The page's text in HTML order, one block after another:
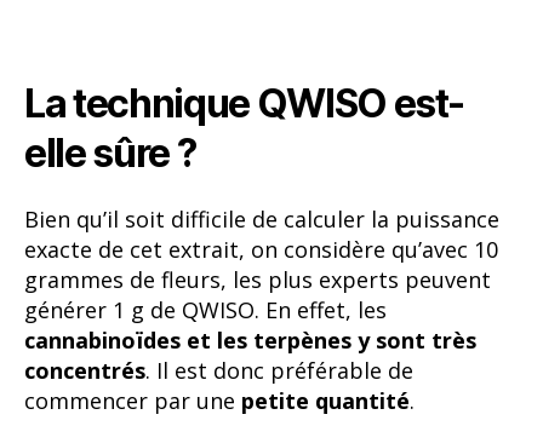
La technique QWISO est-
elle sûre ?
Bien qu’il soit difficile de calculer la puissance
exacte de cet extrait, on considère qu’avec 10
grammes de fleurs, les plus experts peuvent
générer 1 g de QWISO. En effet, les
cannabinoïdes et les terpènes y sont très
concentrés. Il est donc préférable de
commencer par une petite quantité.